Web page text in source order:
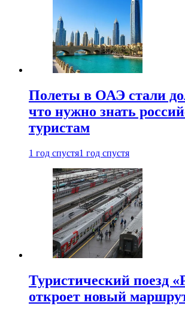
Полеты в ОАЭ стали
что нужно знать
туристам
1 год спустя1 год спустя
Туристический поезд
откроет новый